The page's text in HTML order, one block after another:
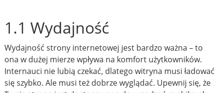
1.1 Wydajność
Wydajność strony internetowej jest bardzo ważna – to
ona w dużej mierze wpływa na komfort użytkowników.
Internauci nie lubią czekać, dlatego witryna musi ładować
się szybko. Ale musi też dobrze wyglądać. Upewnij się, że